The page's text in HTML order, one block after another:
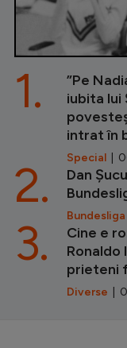
”Pe
iubita lui
intrat în
Special |
1.
Dan
Bundesliga
2.
Cine e
Ronaldo
prieteni
Diverse |
3.